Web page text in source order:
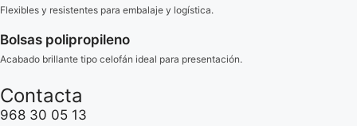
Flexibles y resistentes para embalaje y logística.
Bolsas polipropileno
Acabado brillante tipo celofán ideal para presentación.
Contacta
968 30 05 13